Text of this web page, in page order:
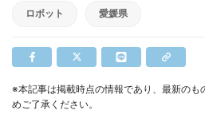
ロボット 愛媛県
※本記事は掲載時点の情報であり、最新のも
めご了承ください。